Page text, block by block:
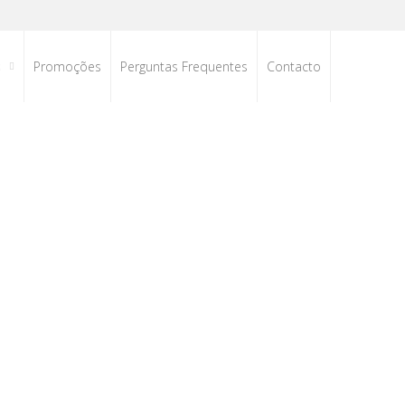
Promoções Perguntas Frequentes Contacto